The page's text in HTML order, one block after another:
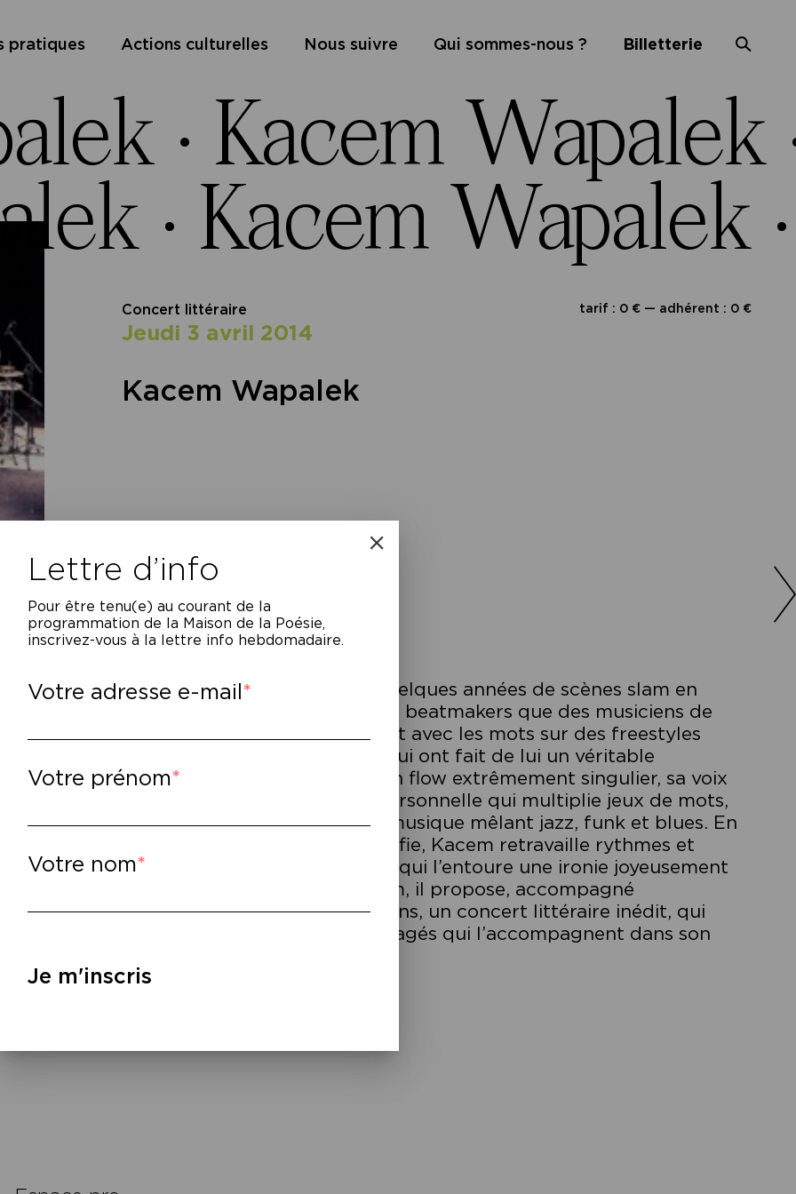
pratiques Actions culturelles Nous suivre Qui sommes-nous ? Billetterie
· Kacem Wapalek
· Kacem Wapalek
tarif : 0 € — adhérent : 0 €
Concert littéraire
jeudi 3 avril 2014
Kacem Wapalek
Wapalek parcourt la France depuis quelques années de scènes slam en
hip-hop, collaborant autant avec des beatmakers que des musiciens de
produisant lui-même sa musique, jonglant avec les mots sur des freestyles
et postant sur internet des vidéos qui ont fait de lui un véritable
du rap français. Kacem déploie un flow extrêmement singulier, sa voix
fait vibrer une grammaire poétique personnelle qui multiplie jeux de mots,
et allitérations, qui éclatent sur une musique mêlant jazz, funk et blues. En
de la langue » comme il se qualifie, Kacem retravaille rythmes et
et projette sur lui-même et l’univers qui l’entoure une ironie joyeusement
Alors qu’il peaufine son premier album, il propose, accompagné
par un groupe de musiciens, un concert littéraire inédit, qui
ses chansons et les textes d’auteurs engagés qui l’accompagnent dans son
– https://myspace.com/kacem69
Lettre d’info
Pour être tenu(e) au courant de la
programmation de la Maison de la Poésie,
inscrivez-vous à la lettre info hebdomadaire.
Votre adresse e-mail
Votre prénom
Votre nom
Je m'inscris